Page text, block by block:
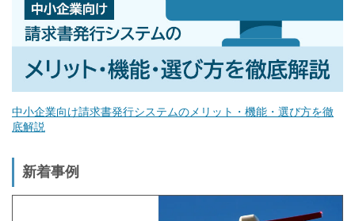
中小企業向け請求書発行システムのメリット・機能・選び方を徹
底解説
新着事例